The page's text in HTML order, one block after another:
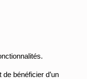
bénéficier d’un